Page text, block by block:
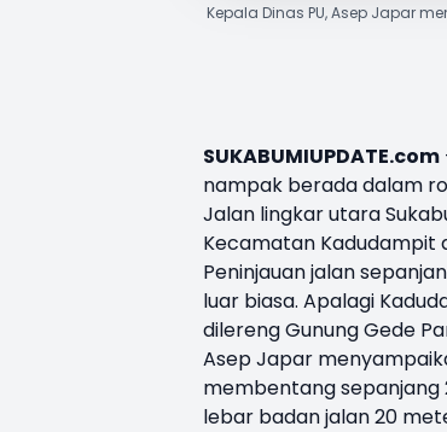
Kepala Dinas PU, Asep Japar
SUKABUMIUPDATE.com
nampak berada dalam
Jalan lingkar utara
Kecamatan Kadudampit
Peninjauan jalan
luar biasa. Apalagi
dilereng Gunung Gede
Asep Japar
membentang sepanjang
lebar badan jalan 20